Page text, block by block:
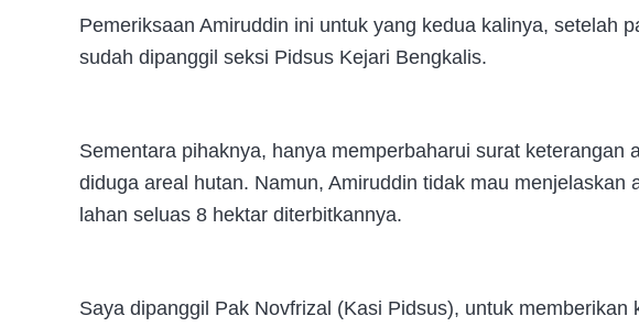
Pemeriksaan Amiruddin ini untuk yang kedua kalinya, setelah
sudah dipanggil seksi Pidsus Kejari Bengkalis.
Sementara pihaknya, hanya memperbaharui surat keterangan
diduga areal hutan. Namun, Amiruddin tidak mau menjelaskan
lahan seluas 8 hektar diterbitkannya.
Saya dipanggil Pak Novfrizal (Kasi Pidsus), untuk memberikan